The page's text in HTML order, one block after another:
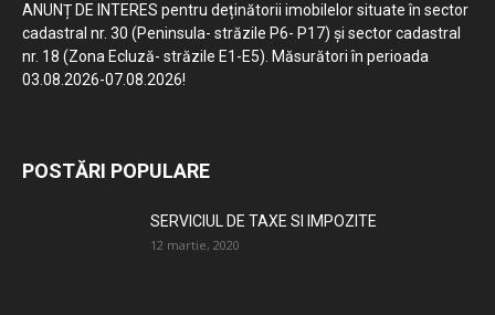
ANUNȚ DE INTERES pentru deținătorii imobilelor situate în sector
cadastral nr. 30 (Peninsula- străzile P6- P17) și sector cadastral
nr. 18 (Zona Ecluză- străzile E1-E5). Măsurători în perioada
03.08.2026-07.08.2026!
POSTĂRI POPULARE
SERVICIUL DE TAXE SI IMPOZITE
12 martie, 2020